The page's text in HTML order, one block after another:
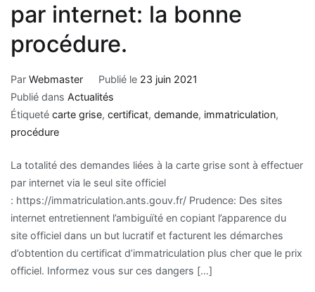
par internet: la bonne
procédure.
Par Webmaster Publié le 23 juin 2021
Publié dans Actualités
Étiqueté carte grise, certificat, demande, immatriculation,
procédure
La totalité des demandes liées à la carte grise sont à effectuer
par internet via le seul site officiel
: https://immatriculation.ants.gouv.fr/ Prudence: Des sites
internet entretiennent l’ambiguïté en copiant l’apparence du
site officiel dans un but lucratif et facturent les démarches
d’obtention du certificat d’immatriculation plus cher que le prix
officiel. Informez vous sur ces dangers […]